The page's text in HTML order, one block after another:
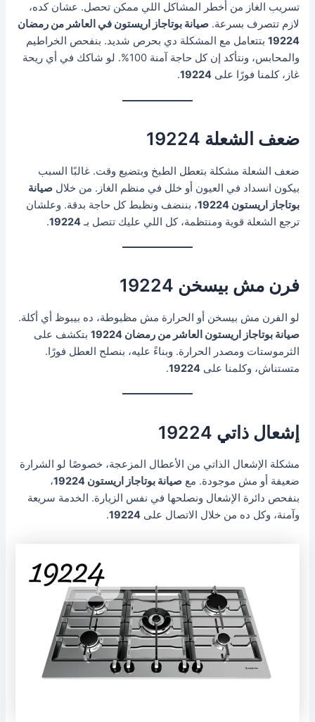
تسريب الغاز من أخطر المشاكل اللي ممكن تحصل. عشان كده،
لازم تتصرف بسرعة.صيانة بوتاجاز اريستون في العاشر من رمضان
19224 بتتعامل مع المشكلة دي بحرص شديد. بنفحص الخراطيم
والمحابس، ونتأكد إن كل حاجة آمنة 100%. لو شاكك في أي ريحة
غاز، كلمنا فورًا على19224
.
ضعف الشعلة 19224
ضعف الشعلة مشكلة بتعطل الطبخ وبتضيع وقت. غالبًا السبب
بيكون انسداد في العيون أو خلل في منظم الغاز. من خلالصيانة
بوتاجاز اريستون 19224
، بننضف ونظبط كل حاجة بدقة. وعلشان
ترجع الشعلة قوية ومنتظمة، كل اللي عليك تتصل بـ19224
.
فرن مش بيسخن 19224
لو الفرن مش بيسخن أو الحرارة مش مظبوطة، ده بيبوظ أي أكلة.
صيانة بوتاجاز اريستون العاشر من رمضان 19224
بتكشف على
الثرموستات ومصدر الحرارة. وبناءً عليه، بنصلح العطل فورًا.
متستناش، وكلمنا على19224
.
إشعال ذاتي 19224
مشكلة الإشعال الذاتي من الأعطال المزعجة، خصوصًا لو الشرارة
ضعيفة أو مش موجودة. معصيانة بوتاجاز اريستون 19224
،
بنفحص دائرة الإشعال ونصلحها في نفس الزيارة. الخدمة سريعة
وآمنة، وكل ده من خلال الاتصال على19224
.